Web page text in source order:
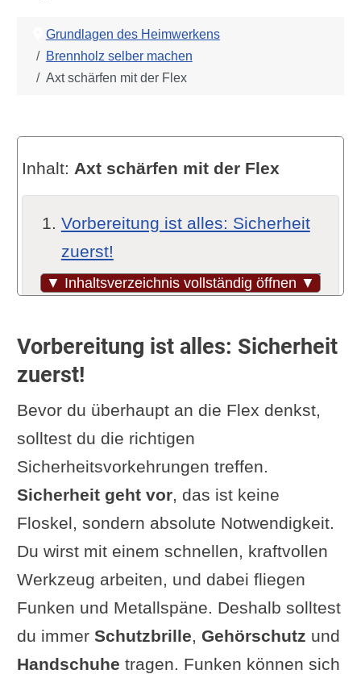
Grundlagen des Heimwerkens
Brennholz selber machen
Axt schärfen mit der Flex
▼ Inhaltsverzeichnis vollständig öffnen ▼
Inhalt: Axt schärfen mit der Flex
Vorbereitung ist alles: Sicherheit
zuerst!
Der richtige Schleifwinkel: Worauf
Schritt-für-Schritt-Anleitung: So
geht’s
Worauf du noch achten solltest:
Risiken und Tipps
Videoanleitung: Axt mit einer Flex
schärfen
Fazit: Der richtige Mix aus Kraft
und Präzision
Angebote Fächerscheibe
Ergänzung oder Frage von dir?
Weiterlesen
Vorbereitung ist alles: Sicherheit
zuerst!
Bevor du überhaupt an die Flex denkst,
solltest du die richtigen
Sicherheitsvorkehrungen treffen.
Sicherheit geht vor, das ist keine
Floskel, sondern absolute Notwendigkeit.
Du wirst mit einem schnellen, kraftvollen
Werkzeug arbeiten, und dabei fliegen
Funken und Metallspäne. Deshalb solltest
du immer Schutzbrille, Gehörschutz und
Handschuhe tragen. Funken können sich